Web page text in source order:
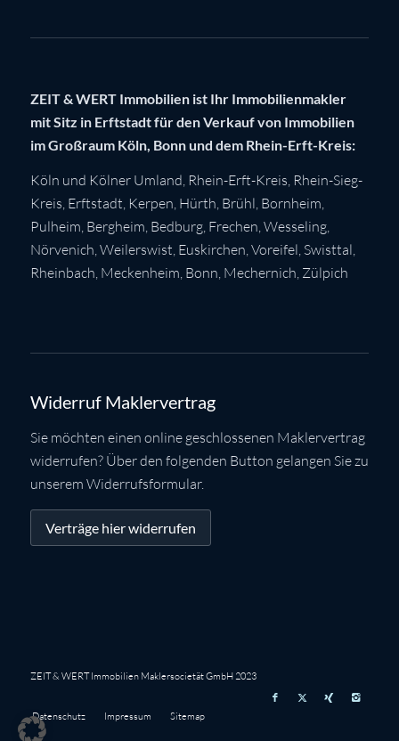
ZEIT & WERT Immobilien ist Ihr Immobilienmakler
mit Sitz in Erftstadt für den Verkauf von Immobilien
im Großraum Köln, Bonn und dem Rhein-Erft-Kreis:
Köln und Kölner Umland, Rhein-Erft-Kreis, Rhein-Sieg-
Kreis, Erftstadt, Kerpen, Hürth, Brühl, Bornheim,
Pulheim, Bergheim, Bedburg, Frechen,Wesseling,
Nörvenich,Weilerswist, Euskirchen, Voreifel, Swisttal,
Rheinbach, Meckenheim, Bonn, Mechernich, Zülpich
Widerruf Maklervertrag
Sie möchten einen online geschlossenen Maklervertrag
widerrufen? Über den folgenden Button gelangen Sie zu
unserem Widerrufsformular.
Verträge hier widerrufen
ZEIT & WERT Immobilien Maklersocietät GmbH 2023
Datenschutz Impressum Sitemap